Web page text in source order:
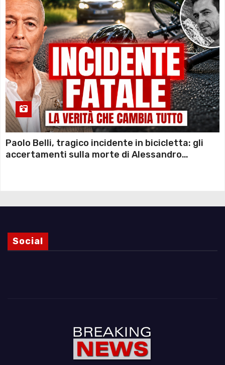
Paolo Belli, tragico incidente in bicicletta: gli
accertamenti sulla morte di Alessandro
Social